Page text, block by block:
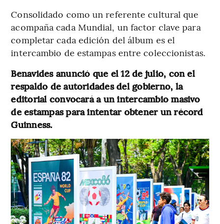
Consolidado como un referente cultural que
acompaña cada Mundial, un factor clave para
completar cada edición del álbum es el
intercambio de estampas entre coleccionistas.
Benavides anunció que el 12 de julio, con el
respaldo de autoridades del gobierno, la
editorial convocará a un intercambio masivo
de estampas para intentar obtener un récord
Guinness.